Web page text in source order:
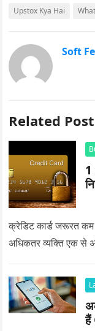
Upstox Kya Hai
Soft
Related
1
क्रेडिट कार्ड जरूरत
अधिकतर व्यक्ति एक से